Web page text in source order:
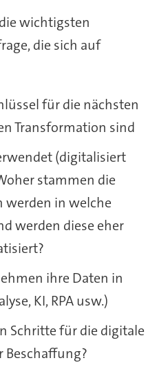
wichtigsten
die sich auf
für die nächsten
Transformation sind
(digitalisiert
stammen die
werden in welche
werden diese eher
ihre Daten in
KI, RPA usw.)
Schritte für die digitale
Beschaffung?